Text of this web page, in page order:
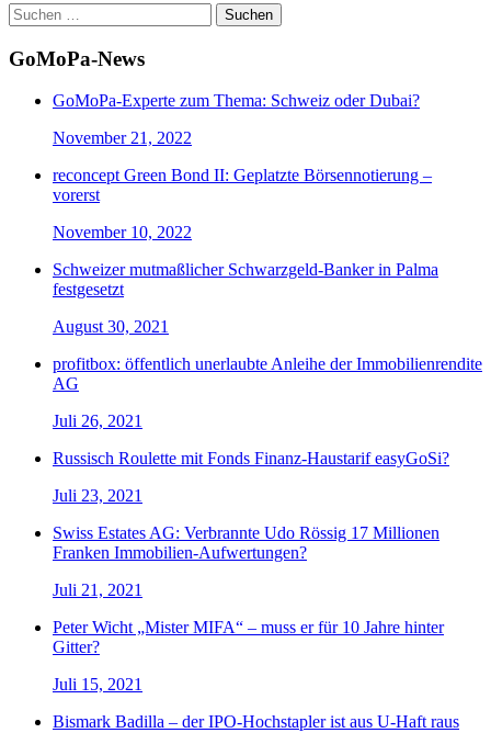
Suchen
nach:
GoMoPa-News
GoMoPa-Experte zum Thema: Schweiz oder Dubai?
November 21, 2022
reconcept Green Bond II: Geplatzte Börsennotierung –
vorerst
November 10, 2022
Schweizer mutmaßlicher Schwarzgeld-Banker in Palma
festgesetzt
August 30, 2021
profitbox: öffentlich unerlaubte Anleihe der Immobilienrendite
AG
Juli 26, 2021
Russisch Roulette mit Fonds Finanz-Haustarif easyGoSi?
Juli 23, 2021
Swiss Estates AG: Verbrannte Udo Rössig 17 Millionen
Franken Immobilien-Aufwertungen?
Juli 21, 2021
Peter Wicht „Mister MIFA“ – muss er für 10 Jahre hinter
Gitter?
Juli 15, 2021
Bismark Badilla – der IPO-Hochstapler ist aus U-Haft raus